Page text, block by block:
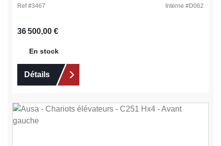
Ref #3467 Interne #D062
Prix régulier :
36 500,00 €
En stock
Détails